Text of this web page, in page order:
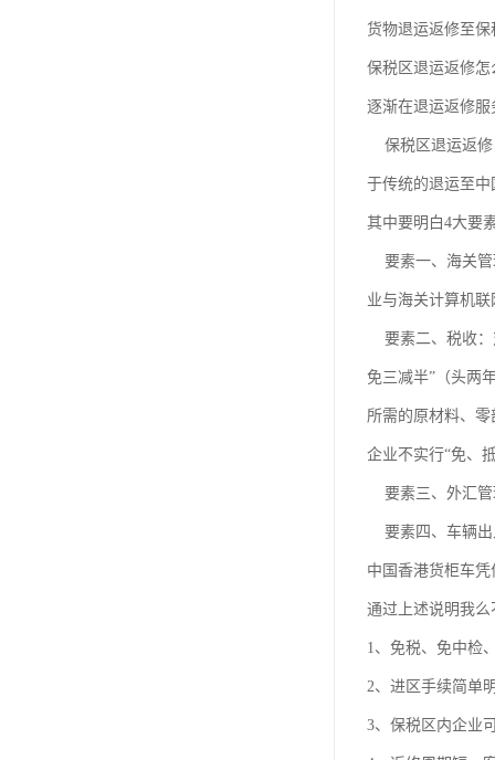
货物退运返修至保
保税区退运返修怎
逐渐在退运返修服
保税区退运返修
于传统的退运至中
其中要明白4大要
要素一、海关管
业与海关计算机联
要素二、税收：
免三减半”（头两
所需的原材料、
企业不实行“免、
要素三、外汇管
要素四、车辆出
中国香港货柜车
通过上述说明我么
1、免税、免中检
2、进区手续简单
3、保税区内企业